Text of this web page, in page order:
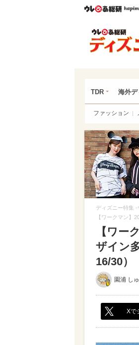
ウ
TDR 海外デ
ファッション
ディズニー特集 -
【ワークマン】
【ワー
ザイン
16/30）
園浦 し
Xで